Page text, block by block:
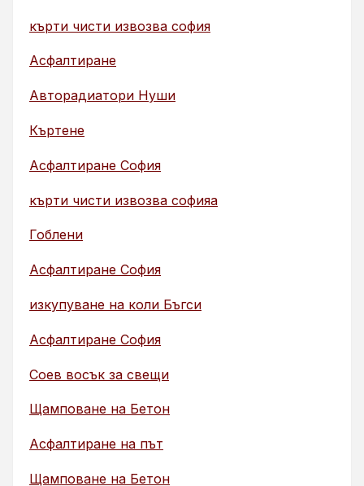
кърти чисти извозва софия
Асфалтиране
Авторадиатори Нуши
Къртене
Асфалтиране София
кърти чисти извозва софияа
Гоблени
Асфалтиране София
изкупуване на коли Бъгси
Асфалтиране София
Соев восък за свещи
Щамповане на Бетон
Асфалтиране на път
Щамповане на Бетон